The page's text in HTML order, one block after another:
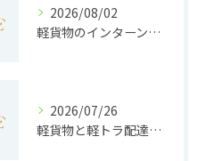
2026/08/02
軽貨物のインターンで静岡県浜松市で未経験から収入安定と働きやすさを両立するポイント
2026/07/26
軽貨物と軽トラ配達の収益実態と独立へのステップを徹底解説